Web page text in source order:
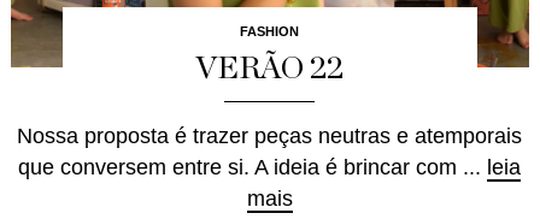
FASHION
VERÃO 22
Nossa proposta é trazer peças neutras e atemporais
que conversem entre si. A ideia é brincar com ... leia
mais